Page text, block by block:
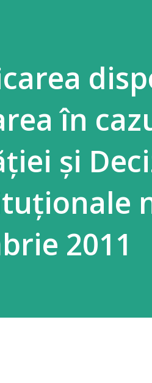
în
și
2011